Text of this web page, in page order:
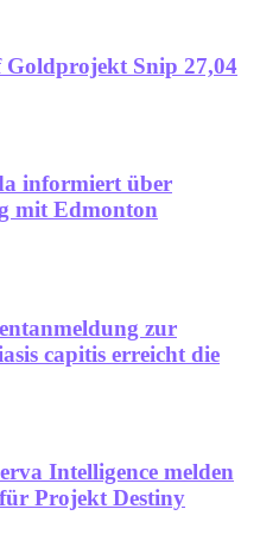
Goldprojekt Snip 27,04
informiert über
mit Edmonton
zur
capitis erreicht die
Intelligence melden
Projekt Destiny